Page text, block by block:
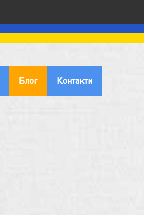
Блог Контакти